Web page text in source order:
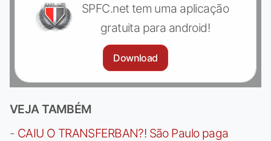
SPFC.net tem uma aplicação
gratuita para android!
Download
VEJA TAMBÉM
- CAIU O TRANSFERBAN?! São Paulo paga